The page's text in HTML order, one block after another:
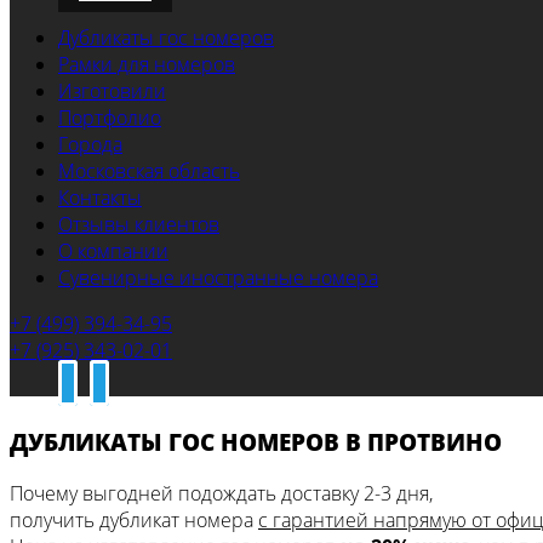
Дубликаты гос номеров
Рамки для номеров
Изготовили
Портфолио
Города
Московская область
Контакты
Отзывы клиентов
О компании
Сувенирные иностранные номера
+7 (499) 394-34-95
+7 (925) 343-02-01
ДУБЛИКАТЫ ГОС НОМЕРОВ В ПРОТВИНО
Почему выгодней подождать доставку 2-3 дня,
получить дубликат номера с гарантией напрямую от